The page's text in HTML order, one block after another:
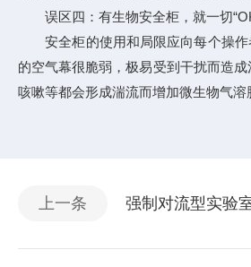
误区四：有生物安全柜，就一切
安全柜的使用和局限应向每个操作
的空气幕很脆弱，极易受到干扰而造
咳嗽等都会形成湍流而增加微生物气
上一条 强制对流型实验